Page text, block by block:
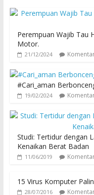
Perempuan Wajib Tau
Motor.
21/12/2024
#Cari_aman
19/02/2024
Studi: Tertidur dengan
Kenaikan Berat Badan
11/06/2019
15 Virus Komputer
28/07/2016